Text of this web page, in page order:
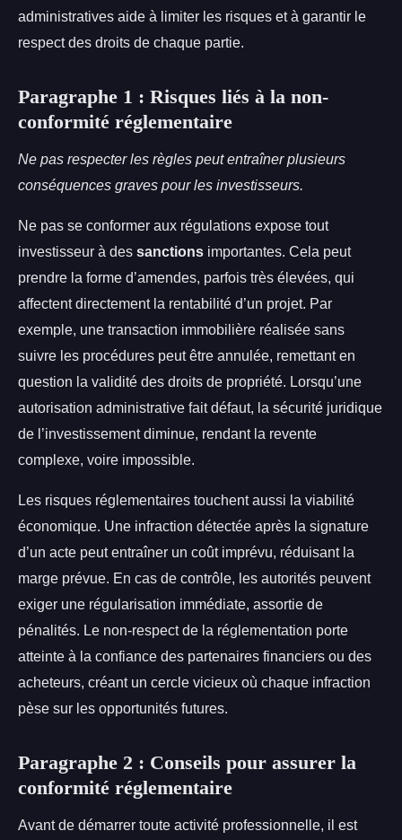
administratives aide à limiter les risques et à garantir le
respect des droits de chaque partie.
Paragraphe 1 : Risques liés à la non-
conformité réglementaire
Ne pas respecter les règles peut entraîner plusieurs
conséquences graves pour les investisseurs.
Ne pas se conformer aux régulations expose tout
investisseur à des sanctions importantes. Cela peut
prendre la forme d’amendes, parfois très élevées, qui
affectent directement la rentabilité d’un projet. Par
exemple, une transaction immobilière réalisée sans
suivre les procédures peut être annulée, remettant en
question la validité des droits de propriété. Lorsqu’une
autorisation administrative fait défaut, la sécurité juridique
de l’investissement diminue, rendant la revente
complexe, voire impossible.
Les risques réglementaires touchent aussi la viabilité
économique. Une infraction détectée après la signature
d’un acte peut entraîner un coût imprévu, réduisant la
marge prévue. En cas de contrôle, les autorités peuvent
exiger une régularisation immédiate, assortie de
pénalités. Le non-respect de la réglementation porte
atteinte à la confiance des partenaires financiers ou des
acheteurs, créant un cercle vicieux où chaque infraction
pèse sur les opportunités futures.
Paragraphe 2 : Conseils pour assurer la
conformité réglementaire
Avant de démarrer toute activité professionnelle, il est